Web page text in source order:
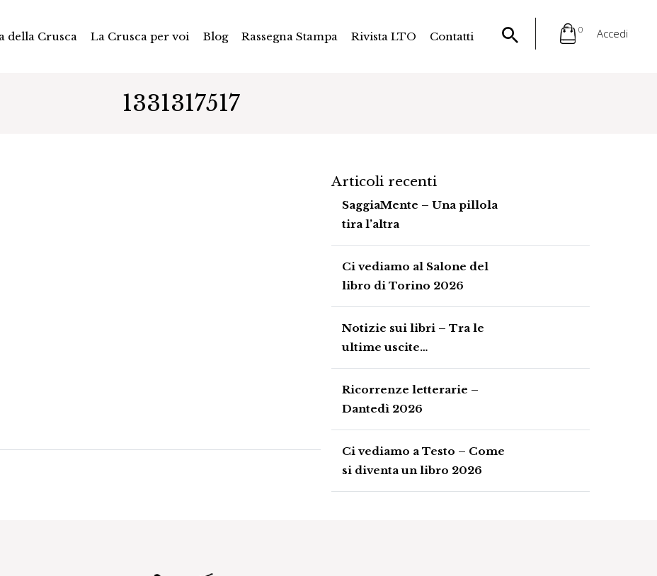
della Crusca La Crusca per voi Blog Rassegna Stampa Rivista LTO Contatti
0 Accedi
1331317517
Articoli recenti
SaggiaMente – Una pillola
tira l’altra
Ci vediamo al Salone del
libro di Torino 2026
Notizie sui libri – Tra le
ultime uscite…
Ricorrenze letterarie –
Dantedì 2026
Ci vediamo a Testo – Come
si diventa un libro 2026